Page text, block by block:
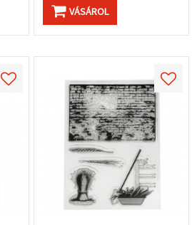
VÁSÁROL